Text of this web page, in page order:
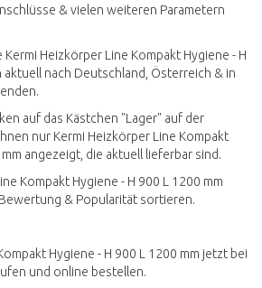
& vielen weiteren Parametern
Heizkörper Line Kompakt Hygiene - H
aktuell nach Deutschland, Österreich & in
auf das Kästchen "Lager" auf der
nur Kermi Heizkörper Line Kompakt
angezeigt, die aktuell lieferbar sind.
Kompakt Hygiene - H 900 L 1200 mm
& Popularität sortieren.
Hygiene - H 900 L 1200 mm jetzt bei
und online bestellen.